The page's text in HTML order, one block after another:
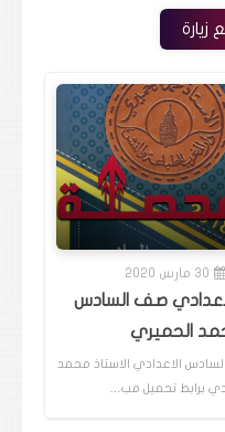
زيارة
30 مارس 2020
صف السادس
الحميري
الاعدادي الاستاذ محمد
برابط تحميل مب…